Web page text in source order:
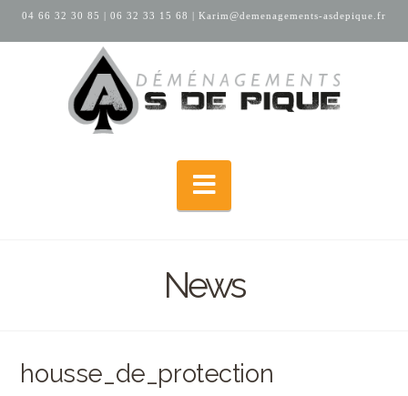
04 66 32 30 85 | 06 32 33 15 68 | Karim@demenagements-asdepique.fr
Navigation
News
housse_de_protection